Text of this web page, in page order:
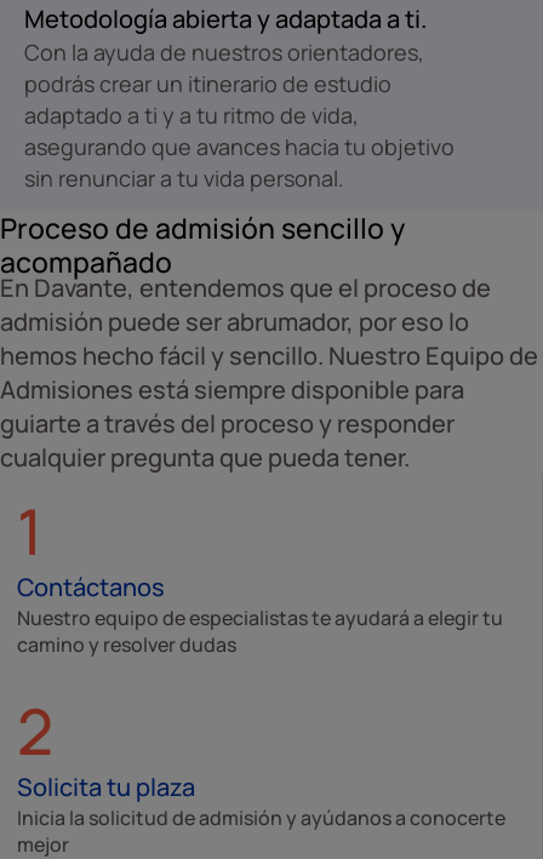
Metodología abierta y adaptada a ti.
Con la ayuda de nuestros orientadores,
podrás crear un itinerario de estudio
adaptado a ti y a tu ritmo de vida,
asegurando que avances hacia tu objetivo
sin renunciar a tu vida personal.
Proceso de admisión sencillo y
acompañado
En Davante, entendemos que el proceso de
admisión puede ser abrumador, por eso lo
hemos hecho fácil y sencillo. Nuestro Equipo de
Admisiones está siempre disponible para
guiarte a través del proceso y responder
cualquier pregunta que pueda tener.
1
Contáctanos
Nuestro equipo de especialistas te ayudará a elegir tu
camino y resolver dudas
2
Solicita tu plaza
Inicia la solicitud de admisión y ayúdanos a conocerte
mejor